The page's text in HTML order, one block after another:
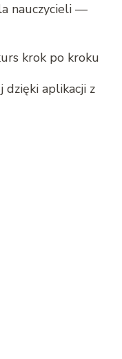
nauczycieli —
krok po kroku
dzięki aplikacji z